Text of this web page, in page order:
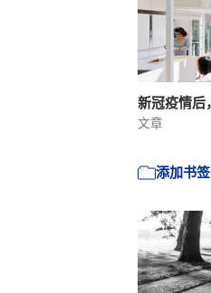
新冠疫情后
文章
添加书签